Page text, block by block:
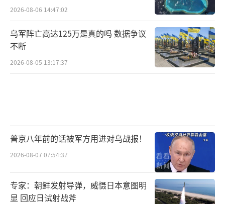
2026-08-06 14:47:02
乌军阵亡高达125万是真的吗 数据争议
不断
2026-08-05 13:17:37
普京八年前的话被军方用进对乌战报！
2026-08-07 07:54:37
专家：朝鲜发射导弹，威慑日本意图明
显 回应日试射战斧